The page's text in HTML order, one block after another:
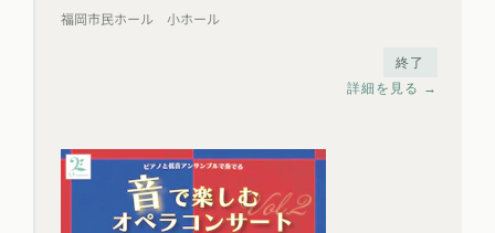
福岡市民ホール 小ホール
終了
詳細を見る →